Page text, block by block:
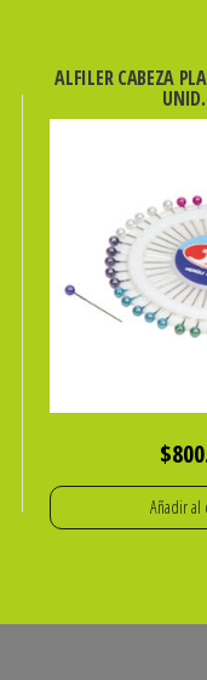
ALFILER CABEZA
$
Añadir al